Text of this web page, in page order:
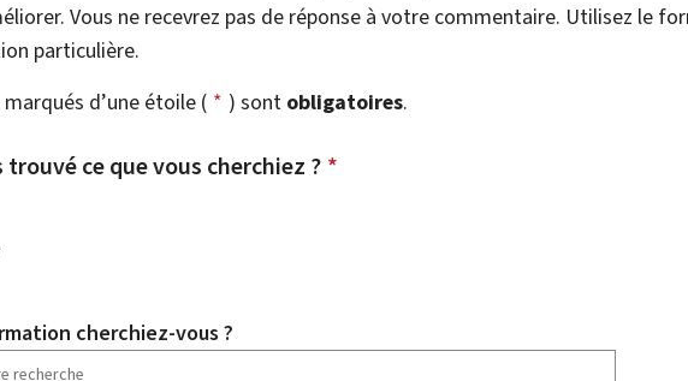
Vous ne recevrez pas de réponse à votre commentaire. Utilisez le
particulière.
d’une étoile ( * ) sont obligatoires.
trouvé ce que vous cherchiez ? *
cherchiez-vous ?